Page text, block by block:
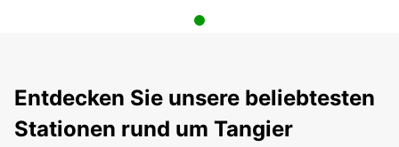
Entdecken Sie unsere beliebtesten
Stationen rund um Tangier